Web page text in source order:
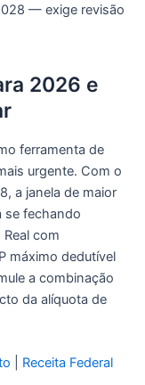
— exige revisão
2026 e
ferramenta de
urgente. Com o
a janela de maior
se fechando
com
máximo dedutível
a combinação
da alíquota de
Receita Federal